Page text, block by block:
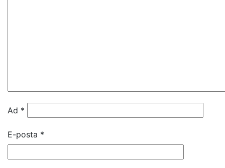
Ad *
E-posta *